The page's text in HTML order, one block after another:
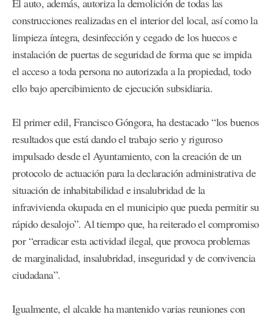
El auto, además, autoriza la demolición de todas las
construcciones realizadas en el interior del local, así como la
limpieza íntegra, desinfección y cegado de los huecos e
instalación de puertas de seguridad de forma que se impida
el acceso a toda persona no autorizada a la propiedad, todo
ello bajo apercibimiento de ejecución subsidiaria.
El primer edil, Francisco Góngora, ha destacado “los buenos
resultados que está dando el trabajo serio y riguroso
impulsado desde el Ayuntamiento, con la creación de un
protocolo de actuación para la declaración administrativa de
situación de inhabitabilidad e insalubridad de la
infravivienda okupada en el municipio que pueda permitir su
rápido desalojo”. Al tiempo que, ha reiterado el compromiso
por “erradicar esta actividad ilegal, que provoca problemas
de marginalidad, insalubridad, inseguridad y de convivencia
ciudadana”.
Igualmente, el alcalde ha mantenido varias reuniones con